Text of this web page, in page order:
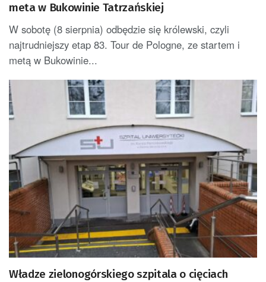
meta w Bukowinie Tatrzańskiej
W sobotę (8 sierpnia) odbędzie się królewski, czyli
najtrudniejszy etap 83. Tour de Pologne, ze startem i
metą w Bukowinie...
Władze zielonogórskiego szpitala o cięciach